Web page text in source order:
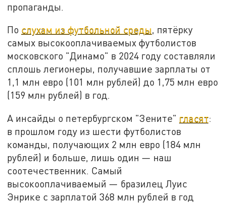
пропаганды.
По слухам из футбольной среды, пятёрку
самых высокооплачиваемых футболистов
московского "Динамо" в 2024 году составляли
сплошь легионеры, получавшие зарплаты от
1,1 млн евро (101 млн рублей) до 1,75 млн евро
(159 млн рублей) в год.
А инсайды о петербургском "Зените" гласят:
в прошлом году из шести футболистов
команды, получающих 2 млн евро (184 млн
рублей) и больше, лишь один — наш
соотечественник. Самый
высокооплачиваемый — бразилец Луис
Энрике с зарплатой 368 млн рублей в год